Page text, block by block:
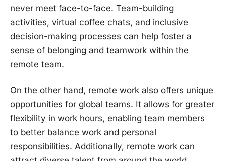
never meet face-to-face. Team-building
activities, virtual‍ coffee‌ chats, ‍and ‌inclusive
decision-making processes can help‍ foster⁣ a
⁣sense of belonging and teamwork⁣ within the
⁣remote ⁣team.
On ‌the other hand, remote work ⁢also ⁣offers unique
opportunities for global ⁤teams. It allows for greater
flexibility in work hours, enabling team⁣ members
⁣to better balance ⁣work and personal
responsibilities. Additionally, remote work can